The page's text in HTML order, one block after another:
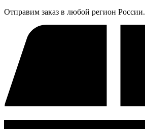
Отправим заказ в любой регион России.